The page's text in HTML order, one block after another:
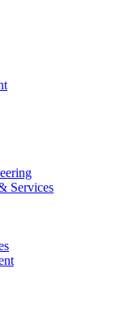
Services